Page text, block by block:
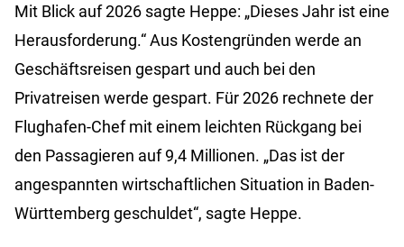
Mit Blick auf 2026 sagte Heppe: „Dieses Jahr ist eine
Herausforderung.“ Aus Kostengründen werde an
Geschäftsreisen gespart und auch bei den
Privatreisen werde gespart. Für 2026 rechnete der
Flughafen-Chef mit einem leichten Rückgang bei
den Passagieren auf 9,4 Millionen. „Das ist der
angespannten wirtschaftlichen Situation in Baden-
Württemberg geschuldet“, sagte Heppe.